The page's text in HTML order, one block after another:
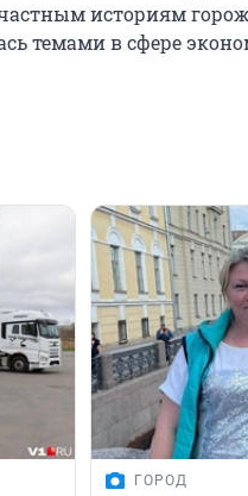
историям
темами в сфере
ГОРОД